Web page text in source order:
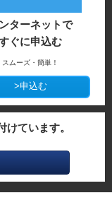
ターネットで
ぐに申込む
スムーズ・簡単！
>申込む
ています。